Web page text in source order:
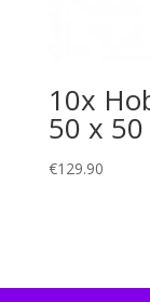
10x
50 x
€129.90